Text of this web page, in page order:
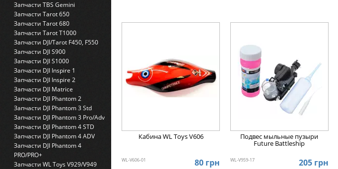
Запчасти TBS Gemini
Запчасти Tarot 650
Запчасти Tarot 680
Запчасти Tarot T1000
Запчасти DJI/Tarot F450, F550
Запчасти DJI S900
Запчасти DJI S1000
Запчасти DJI Inspire 1
Запчасти DJI Inspire 2
Запчасти DJI Matrice
Запчасти DJI Phantom 2
Запчасти DJI Phantom 3 Std
Запчасти DJI Phantom 3 Pro/Adv
Запчасти DJI Phantom 4 STD
Запчасти DJI Phantom 4 ADV
Запчасти DJI Phantom 4
PRO/PRO+
Запчасти WL Toys V929/V949
Кабина WL Toys V606
WL-V606-01 80 грн
Подвес мыльные пузыри
Future Battleship
WL-V959-17 205 грн